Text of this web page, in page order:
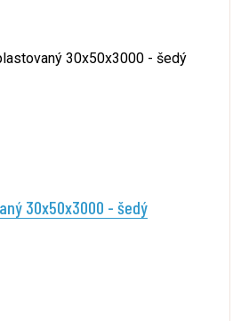
30x50x3000 - šedý